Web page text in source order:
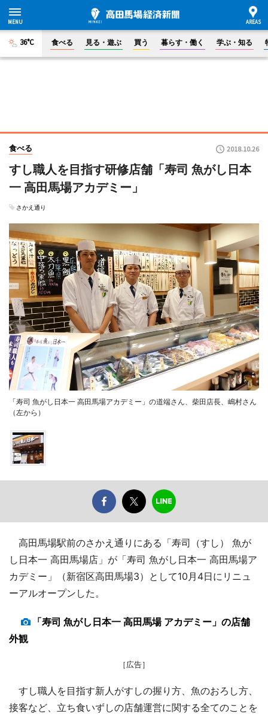
36°C 食べる 見る・遊ぶ 買う 暮らす・働く 学ぶ・知る
食べる 2018.10.26
すし職人を目指す研修店舗「寿司 魚がし日本
一 高田馬場アカデミー」
さかえ通り
「寿司 魚がし日本一 高田馬場アカデミー」の道端さん、柴田店長、嶋村さん
（左から）
高田馬場駅前のさかえ通りにある「寿司（すし） 魚が
し日本一 高田馬場店」が「寿司 魚がし日本一 高田馬場ア
カデミー」（新宿区高田馬場3）として10月4日にリニュ
ーアルオープンした。
「寿司 魚がし日本一 高田馬場 アカデミー」の店舗
外観
［広告］
すし職人を目指す新人がすしの握り方、魚のおろし方、
接客など、立ち食いずしの店舗運営に関する全てのことを